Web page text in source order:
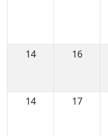
14
16
14
17